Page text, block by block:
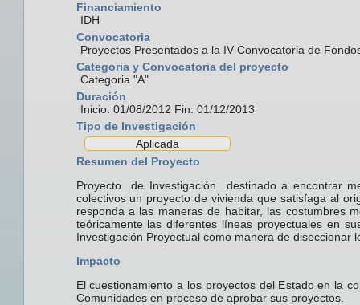
Financiamiento
IDH
Convocatoria
Proyectos Presentados a la IV Convocatoria de
Categoria y Convocatoria del proyecto
Categoria "A"
Duración
Inicio: 01/08/2012 Fin: 01/12/2013
Tipo de Investigación
Aplicada
Resumen del Proyecto
Proyecto de Investigación destinado a encontrar
colectivos un proyecto de vivienda que satisfaga al
responda a las maneras de habitar, las costumbres
teóricamente las diferentes líneas proyectuales en
Investigación Proyectual como manera de diseccionar
Impacto
El cuestionamiento a los proyectos del Estado en la
Comunidades en proceso de aprobar sus proyectos.